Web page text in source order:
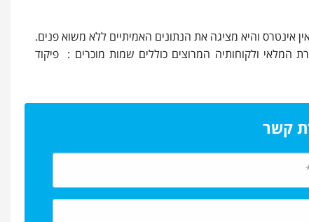
אינטרס והיא מציגה את הנתונים האמיתיים ללא משוא פנים.
לחברה זו נסיון של כ-30 שנה בתחום ספירת המלאי ולקוחותיה המרוצים כוללים שמות מוכרים : פיקוד
קשר